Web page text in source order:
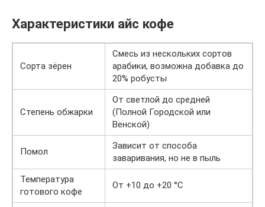
Характеристики айс кофе
Сорта зёрен
Смесь из нескольких сортов
арабики, возможна добавка до
20% робусты
Степень обжарки
От светлой до средней
(Полной Городской или
Венской)
Помол
Зависит от способа
заваривания, но не в пыль
Температура
готового кофе
От +10 до +20 °C